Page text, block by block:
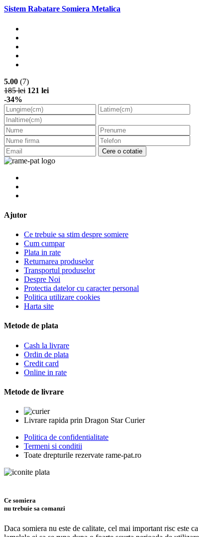
Sistem Rabatare Somiera Metalica
5.00 (7)
185 lei 121 lei
-34%
Cere o cotatie
Ajutor
Ce trebuie sa stim despre somiere
Cum cumpar
Plata in rate
Returnarea produselor
Transportul produselor
Despre Noi
Protectia datelor cu caracter personal
Politica utilizare cookies
Harta site
Metode de plata
Cash la livrare
Ordin de plata
Credit card
Online in rate
Metode de livrare
Livrare rapida prin Dragon Star Curier
Politica de confidentialitate
Termeni si conditii
Toate drepturile rezervate rame-pat.ro
Ce somiera
nu trebuie sa comanzi
Daca somiera nu este de calitate, cel mai important risc este ca